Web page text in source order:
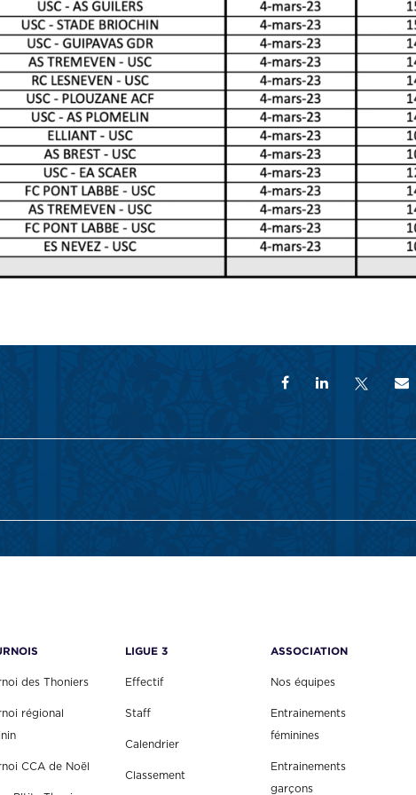
des Thoniers
régional
CCA de Noël
LIGUE 3
Effectif
Staff
Calendrier
Classement
ASSOCIATION
Nos équipes
Entrainements
féminines
Entrainements
garçons